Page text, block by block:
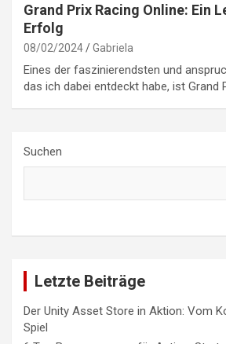
Grand Prix Racing Online: Ein
Erfolg
08/02/2024 Gabriela
Eines der faszinierendsten und
das ich dabei entdeckt habe, ist Grand
Suchen
Letzte Beiträge
Der Unity Asset Store in Aktion: Vom
Spiel